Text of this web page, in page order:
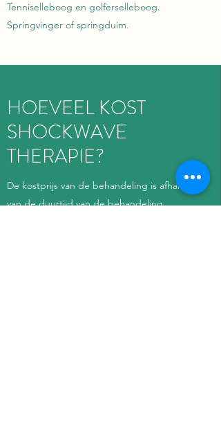
Tenniselleboog en golferselleboog.
Springvinger of springduim.
HOEVEEL KOST
SHOCKWAVE
THERAPIE?
De kostprijs van de behandeling is afhankelijk
van de duurtijd van de behandeling.